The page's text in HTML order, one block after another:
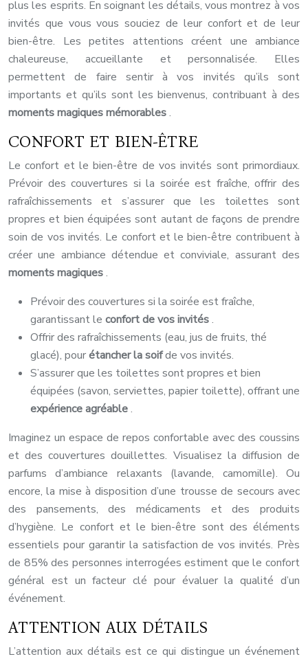
plus les esprits. En soignant les détails, vous montrez à vos
invités que vous vous souciez de leur confort et de leur
bien-être. Les petites attentions créent une ambiance
chaleureuse, accueillante et personnalisée. Elles
permettent de faire sentir à vos invités qu’ils sont
importants et qu’ils sont les bienvenus, contribuant à des
moments magiques mémorables.
CONFORT ET BIEN-ÊTRE
Le confort et le bien-être de vos invités sont primordiaux.
Prévoir des couvertures si la soirée est fraîche, offrir des
rafraîchissements et s’assurer que les toilettes sont
propres et bien équipées sont autant de façons de prendre
soin de vos invités. Le confort et le bien-être contribuent à
créer une ambiance détendue et conviviale, assurant des
moments magiques.
Prévoir des couvertures si la soirée est fraîche,
garantissant le confort de vos invités.
Offrir des rafraîchissements (eau, jus de fruits, thé
glacé), pourétancher la soifde vos invités.
S’assurer que les toilettes sont propres et bien
équipées (savon, serviettes, papier toilette), offrant une
expérience agréable.
Imaginez un espace de repos confortable avec des coussins
et des couvertures douillettes. Visualisez la diffusion de
parfums d’ambiance relaxants (lavande, camomille). Ou
encore, la mise à disposition d’une trousse de secours avec
des pansements, des médicaments et des produits
d’hygiène. Le confort et le bien-être sont des éléments
essentiels pour garantir la satisfaction de vos invités. Près
de 85% des personnes interrogées estiment que le confort
général est un facteur clé pour évaluer la qualité d’un
événement.
ATTENTION AUX DÉTAILS
L’attention aux détails est ce qui distingue un événement